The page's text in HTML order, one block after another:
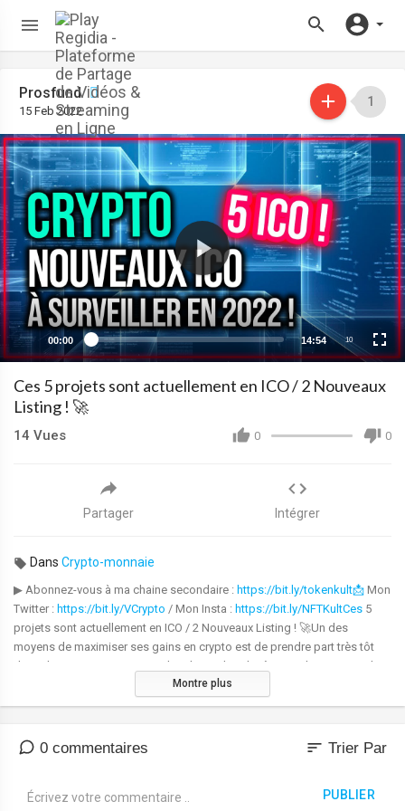
Prosfund
15 Feb 2022
1
00:00 14:54 10
Ces 5 projets sont actuellement en ICO / 2 Nouveaux
Listing ! 🚀
0 0
14 Vues
Partager Intégrer
Dans Crypto-monnaie
▶ Abonnez-vous à ma chaine secondaire : https://bit.ly/tokenkult📩 Mon
Twitter : https://bit.ly/VCrypto / Mon Insta : https://bit.ly/NFTKultCes 5
projets sont actuellement en ICO / 2 Nouveaux Listing ! 🚀Un des
moyens de maximiser ses gains en crypto est de prendre part très tôt
dans des projets innovants, alors lorsqu'on dit tôt, pour le commun des
mortels, on parle généralement de la phase d'ICO.Dans cette vidéo, on
fait un récap des projets crypto qui se sont lancés ou qui vont se lancer
spécificités différentesComme d'hab, je vous laisse faire vos
actuellement en ICO ||ARTRADE : https://artrade.sale/invite?
Montre plus
0 commentaires sort Trier Par
PUBLIER